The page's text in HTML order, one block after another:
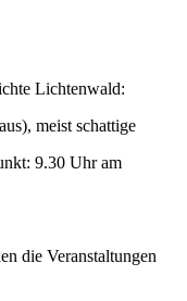
Lichtenwald:
meist schattige
9.30 Uhr am
die Veranstaltungen